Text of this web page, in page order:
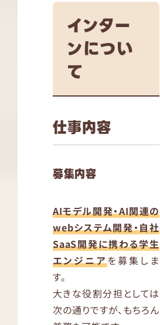
インター
ンについ
て
仕事内容
募集内容
AIモデル開発・AI関連の
webシステム開発・自社
SaaS開発に携わる学生
エンジニアを募集しま
す。
大きな役割分担としては
次の通りですが、もちろん